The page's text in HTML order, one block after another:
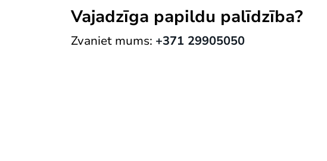
Vajadzīga papildu palīdzība?
Zvaniet mums: +371 29905050